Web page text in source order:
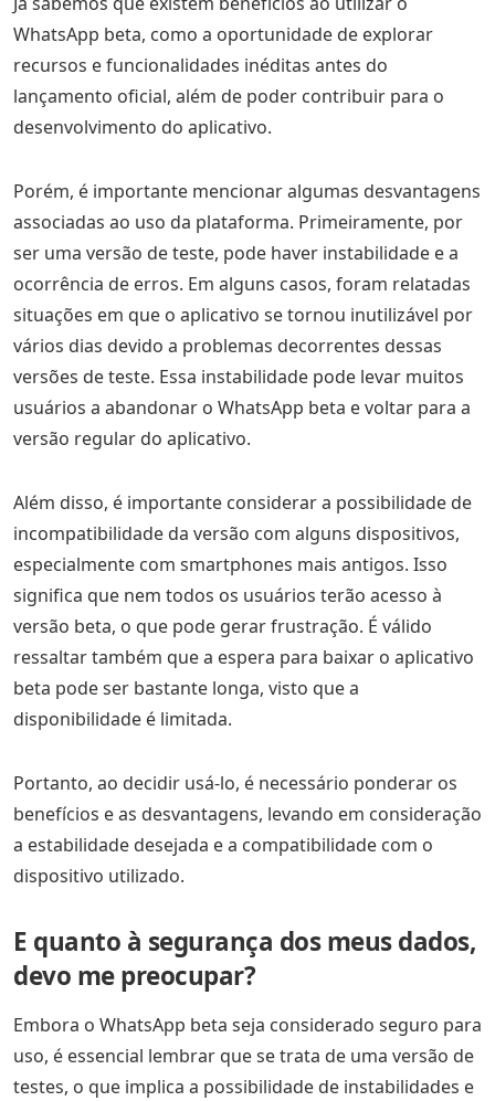
WhatsApp beta, como a oportunidade de explorar
recursos e funcionalidades inéditas antes do
lançamento oficial, além de poder contribuir para o
desenvolvimento do aplicativo.
Porém, é importante mencionar algumas desvantagens
associadas ao uso da plataforma. Primeiramente, por
ser uma versão de teste, pode haver instabilidade e a
ocorrência de erros. Em alguns casos, foram relatadas
situações em que o aplicativo se tornou inutilizável por
vários dias devido a problemas decorrentes dessas
versões de teste. Essa instabilidade pode levar muitos
usuários a abandonar o WhatsApp beta e voltar para a
versão regular do aplicativo.
Além disso, é importante considerar a possibilidade de
incompatibilidade da versão com alguns dispositivos,
especialmente com smartphones mais antigos. Isso
significa que nem todos os usuários terão acesso à
versão beta, o que pode gerar frustração. É válido
ressaltar também que a espera para baixar o aplicativo
beta pode ser bastante longa, visto que a
disponibilidade é limitada.
Portanto, ao decidir usá-lo, é necessário ponderar os
benefícios e as desvantagens, levando em consideração
a estabilidade desejada e a compatibilidade com o
dispositivo utilizado.
E quanto à segurança dos meus dados,
devo me preocupar?
Embora o WhatsApp beta seja considerado seguro para
uso, é essencial lembrar que se trata de uma versão de
testes, o que implica a possibilidade de instabilidades e